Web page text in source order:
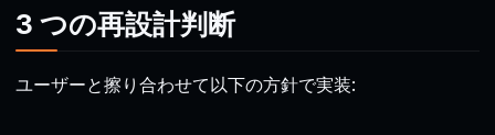
3 つの再設計判断
ユーザーと擦り合わせて以下の方針で実装: